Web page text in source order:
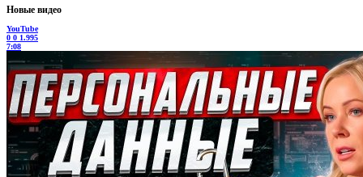
Новые видео
YouTube
0 0 1.995
7:08